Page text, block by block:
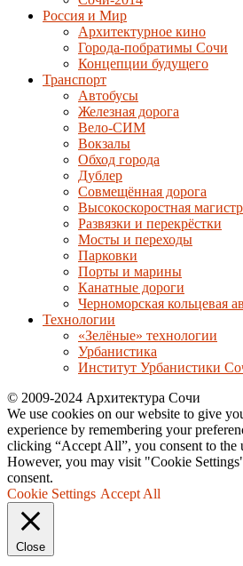
Россия и Мир
Архитектурное кино
Города-побратимы Сочи
Концепции будущего
Транспорт
Автобусы
Железная дорога
Вело-СИМ
Вокзалы
Обход города
Дублер
Совмещённая дорога
Высокоскоростная
Развязки и перекрёстки
Мосты и переходы
Парковки
Порты и марины
Канатные дороги
Черноморская кольцевая
Технологии
«Зелёные» технологии
Урбанистика
Институт Урбанистики
© 2009-2024 Архитектура Сочи
We use cookies on our website to give
experience by remembering your
clicking “Accept All”, you consent to the
However, you may visit "Cookie
consent.
Cookie Settings Accept All
Close